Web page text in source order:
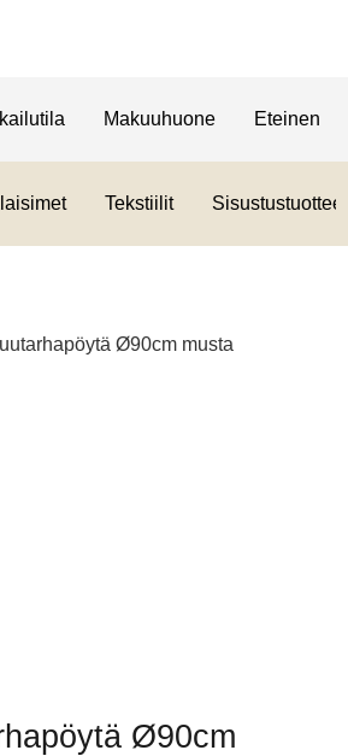
Makuuhuone Eteinen
Tekstiilit Sisustustuotteet
Ø90cm